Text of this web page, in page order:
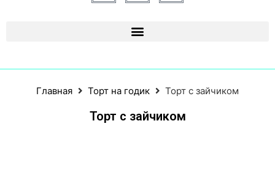
Главная Торт на годик Торт с зайчиком
Торт с зайчиком